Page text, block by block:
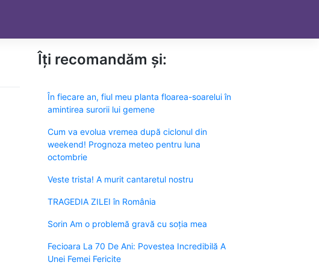
Îți recomandăm și:
În fiecare an, fiul meu planta floarea-soarelui în
amintirea surorii lui gemene
Cum va evolua vremea după ciclonul din
weekend! Prognoza meteo pentru luna
octombrie
Veste trista! A murit cantaretul nostru
TRAGEDIA ZILEI în România
Sorin Am o problemă gravă cu soția mea
Fecioara La 70 De Ani: Povestea Incredibilă A
Unei Femei Fericite